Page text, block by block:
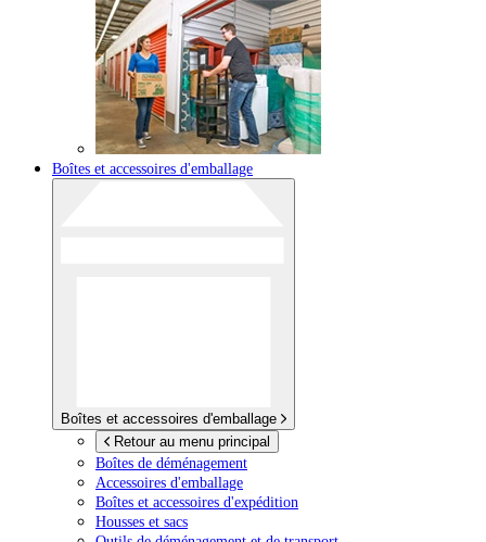
Boîtes et accessoires d'emballage
Boîtes et accessoires d'emballage
Retour au menu principal
Boîtes de déménagement
Accessoires d'emballage
Boîtes et accessoires d'expédition
Housses et sacs